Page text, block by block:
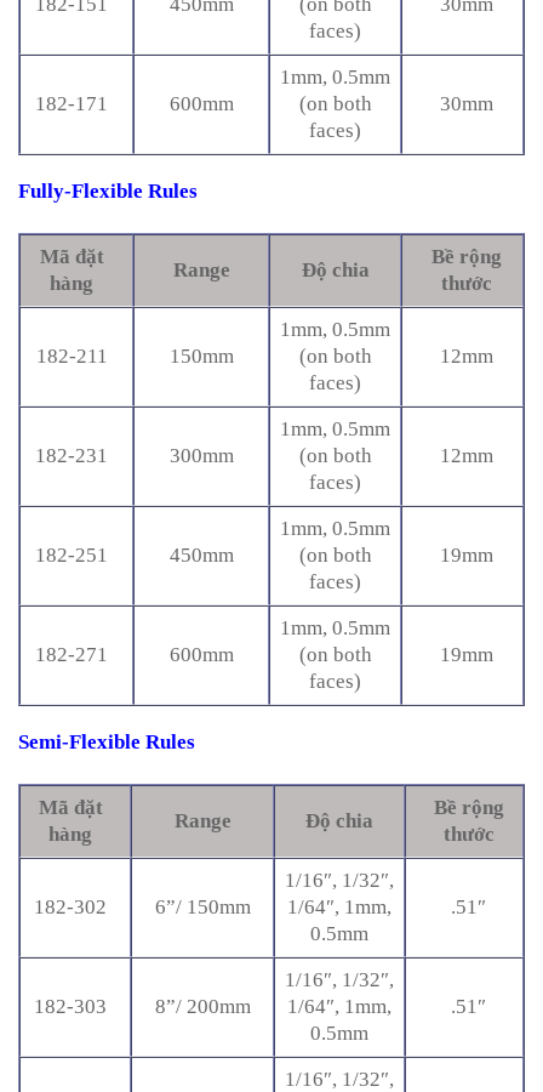
faces)
182-171 600mm
1mm, 0.5mm
(on both
faces)
30mm
Fully-Flexible Rules
Mã đặt
hàng
Range Độ chia
Bề rộng
thước
182-211 150mm
1mm, 0.5mm
(on both
faces)
12mm
182-231 300mm
1mm, 0.5mm
(on both
faces)
12mm
182-251 450mm
1mm, 0.5mm
(on both
faces)
19mm
182-271 600mm
1mm, 0.5mm
(on both
faces)
19mm
Semi-Flexible Rules
Mã đặt
hàng
Range Độ chia
Bề rộng
thước
182-302 6”/ 150mm
1/16″, 1/32″,
1/64″, 1mm,
0.5mm
.51″
182-303 8”/ 200mm
1/16″, 1/32″,
1/64″, 1mm,
0.5mm
.51″
1/16″, 1/32″,